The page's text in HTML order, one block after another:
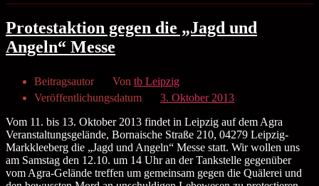
Protestaktion gegen die „Jagd und
Angeln“ Messe
Beitragsautor Von tb Leipzig
Veröffentlichungsdatum
3. Oktober 2013
Vom 11. bis 13. Oktober 2013 findet in Leipzig auf dem Agra
Veranstaltungsgelände, Bornaische Straße 210, 04279 Leipzig-
Markkleeberg die „Jagd und Angeln“ Messe statt. Wir wollen uns
am Samstag den 12.10. um 14 Uhr an der Tankstelle gegenüber
vom Agra-Gelände treffen um gemeinsam gegen die Quälerei und